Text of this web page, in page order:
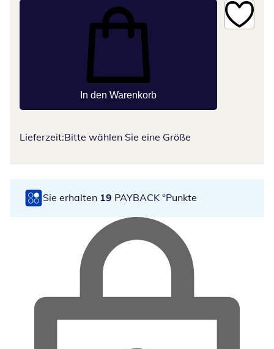
In den Warenkorb
Lieferzeit:Bitte wählen Sie eine Größe
Sie erhalten 19 PAYBACK °Punkte